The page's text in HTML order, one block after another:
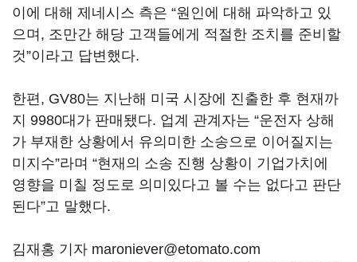
이에 대해 제네시스 측은 “원인에 대해 파악하고 있
으며, 조만간 해당 고객들에게 적절한 조치를 준비할
것”이라고 답변했다.
한편, GV80는 지난해 미국 시장에 진출한 후 현재까
지 9980대가 판매됐다. 업계 관계자는 “운전자 상해
가 부재한 상황에서 유의미한 소송으로 이어질지는
미지수”라며 “현재의 소송 진행 상황이 기업가치에
영향을 미칠 정도로 의미있다고 볼 수는 없다고 판단
된다”고 말했다.
김재홍 기자 maroniever@etomato.com